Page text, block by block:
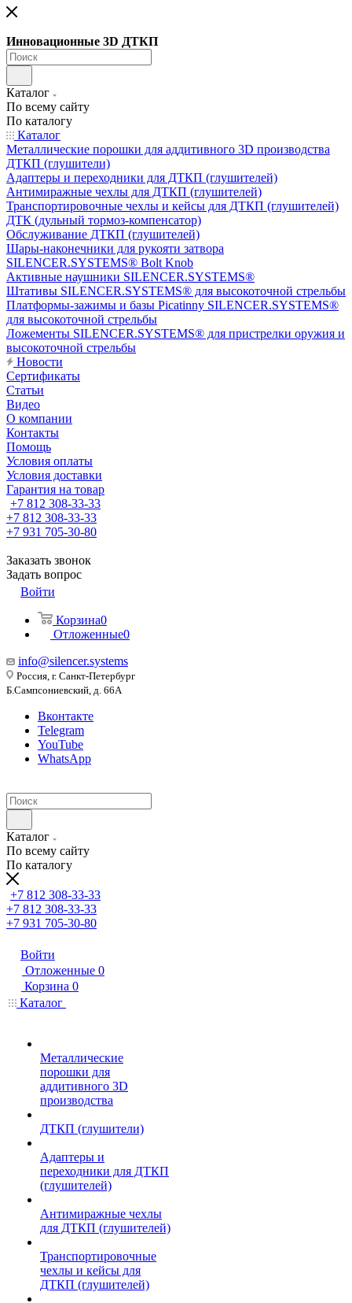
Инновационные 3D ДТКП
Каталог
По всему сайту
По каталогу
Каталог
Металлические порошки для аддитивного 3D производства
ДТКП (глушители)
Адаптеры и переходники для ДТКП (глушителей)
Антимиражные чехлы для ДТКП (глушителей)
Транспортировочные чехлы и кейсы для ДТКП (глушителей)
ДТК (дульный тормоз-компенсатор)
Обслуживание ДТКП (глушителей)
Шары-наконечники для рукояти затвора
SILENCER.SYSTEMS® Bolt Knob
Активные наушники SILENCER.SYSTEMS®
Штативы SILENCER.SYSTEMS® для высокоточной стрельбы
Платформы-зажимы и базы Picatinny SILENCER.SYSTEMS®
для высокоточной стрельбы
Ложементы SILENCER.SYSTEMS® для пристрелки оружия и
высокоточной стрельбы
Новости
Сертификаты
Статьи
Видео
О компании
Контакты
Помощь
Условия оплаты
Условия доставки
Гарантия на товар
+7 812 308-33-33
+7 812 308-33-33
+7 931 705-30-80
Заказать звонок
Задать вопрос
Войти
Корзина0
Отложенные0
info@silencer.systems
Россия, г. Санкт-Петербург
Б.Сампсониевский, д. 66А
Вконтакте
Telegram
YouTube
WhatsApp
Каталог
По всему сайту
По каталогу
+7 812 308-33-33
+7 812 308-33-33
+7 931 705-30-80
Войти
Отложенные 0
Корзина 0
Каталог
Металлические
порошки для
аддитивного 3D
производства
ДТКП (глушители)
Адаптеры и
переходники для ДТКП
(глушителей)
Антимиражные чехлы
для ДТКП (глушителей)
Транспортировочные
чехлы и кейсы для
ДТКП (глушителей)